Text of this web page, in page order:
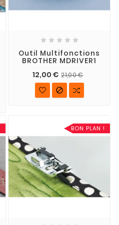
    
Outil Multifonctions
BROTHER MDRIVER1
12,00 € 21,00 €

BON PLAN !